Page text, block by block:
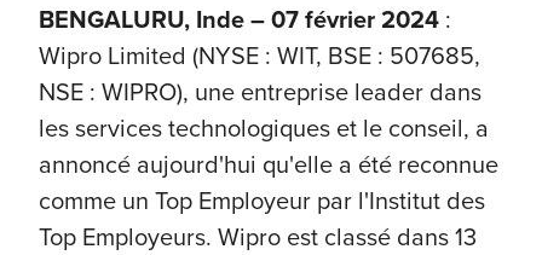
BENGALURU, Inde – 07 février 2024 :
Wipro Limited (NYSE : WIT, BSE : 507685,
NSE : WIPRO), une entreprise leader dans
les services technologiques et le conseil, a
annoncé aujourd'hui qu'elle a été reconnue
comme un Top Employeur par l'Institut des
Top Employeurs. Wipro est classé dans 13